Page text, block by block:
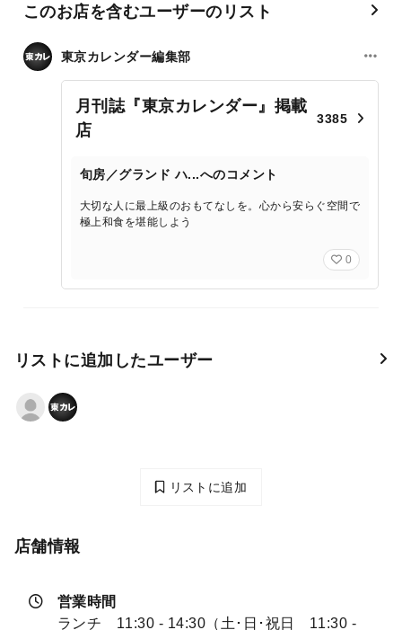
このお店を含むユーザーのリスト
東京カレンダー編集部
月刊誌『東京カレンダー』掲載
店
3385
旬房／グランド ハ...へのコメント
大切な人に最上級のおもてなしを。心から安らぐ空間で
極上和食を堪能しよう
0
リストに追加したユーザー
リストに追加
店舗情報
営業時間
ランチ 11:30 - 14:30（土･日･祝日 11:30 -